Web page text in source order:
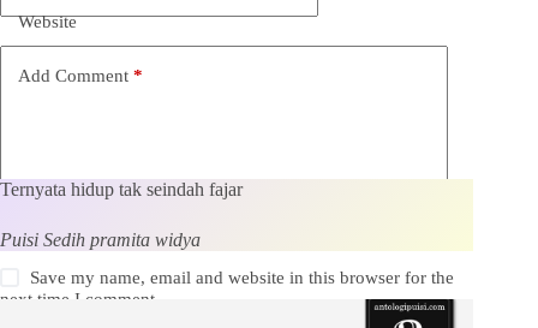
Website
Add Comment *
Save my name, email and website in this browser for the
next time I comment.
Ternyata hidup tak seindah fajar
Puisi Sedih pramita widya